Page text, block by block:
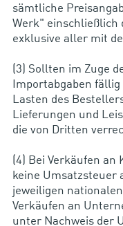
sämtliche
Werk" einschließlich
exklusive aller mit
(3) Sollten im Zuge
Importabgaben
Lasten des
Lieferungen und
die von Dritten
(4) Bei Verkäufen
keine Umsatzsteuer
jeweiligen
Verkäufen an
unter Nachweis der